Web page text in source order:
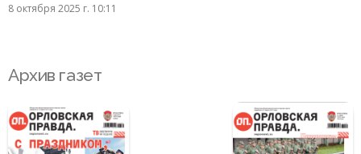
8 октября 2025 г. 10:11
Архив газет